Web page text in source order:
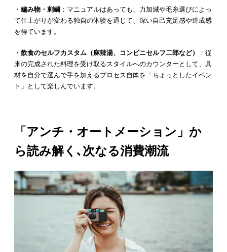
・ 編み物・刺繍 ：マニュアルはあっても、力加減や毛糸選びによっ
て仕上がりが変わる独自の体験を通じて、深い自己充足感や達成感
を得ています。
・ 飲食のセルフカスタム（麻辣湯、コンビニセルフ二郎など）
：従
来の完成された料理を受け取るスタイルへのカウンターとして、具
材を自分で選んで手を加えるプロセス自体を「ちょっとしたイベン
ト」として楽しんでいます。
「アンチ・オートメーション」か
ら読み解く､次なる消費潮流